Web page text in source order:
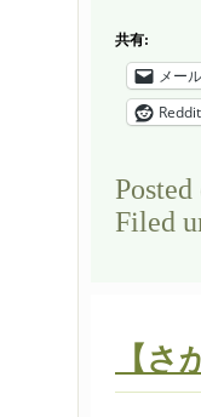
共有:
メー
Reddit
Posted
Filed
【